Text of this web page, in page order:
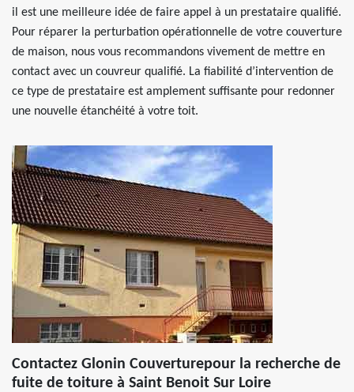
il est une meilleure idée de faire appel à un prestataire qualifié.
Pour réparer la perturbation opérationnelle de votre couverture
de maison, nous vous recommandons vivement de mettre en
contact avec un couvreur qualifié. La fiabilité d’intervention de
ce type de prestataire est amplement suffisante pour redonner
une nouvelle étanchéité à votre toit.
Contactez Glonin Couverturepour la recherche de
fuite de toiture à Saint Benoit Sur Loire